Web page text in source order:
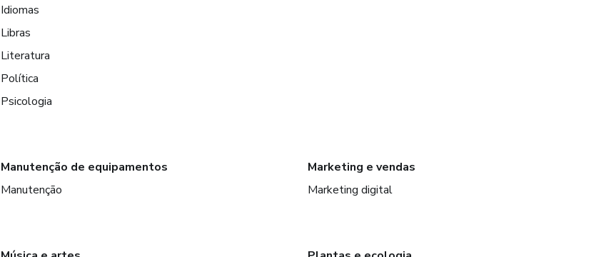
Idiomas
Libras
Literatura
Política
Psicologia
Manutenção de equipamentos
Manutenção
Marketing e vendas
Marketing digital